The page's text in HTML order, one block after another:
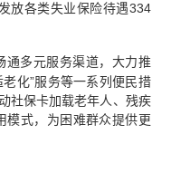
放各类失业保险待遇334
通多元服务渠道，大力推
老化”服务等一系列便民措
社保卡加载老年人、残疾
模式，为困难群众提供更